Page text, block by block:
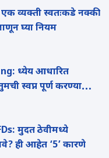
व्यक्ती स्वतःकडे नक्की
घ्या नियम
ध्येय आधारित
स्वप्न पूर्ण करण्यासाठी
मुदत ठेवीमध्ये
ही आहेत ‘5’ कारणे